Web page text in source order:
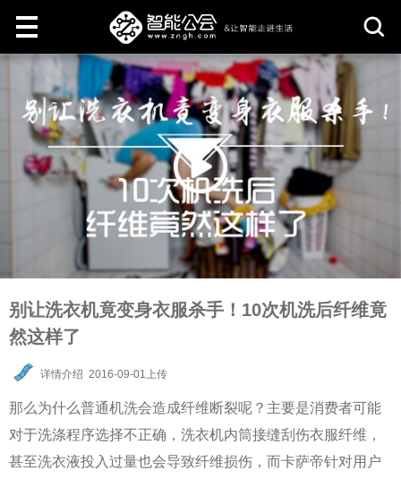
消
别让洗衣机竟变身衣服杀手！10次机洗后纤维竟
然这样了
详情介绍 2016-09-01上传
那么为什么普通机洗会造成纤维断裂呢？主要是消费者可能
对于洗涤程序选择不正确，洗衣机内筒接缝刮伤衣服纤维，
甚至洗衣液投入过量也会导致纤维损伤，而卡萨帝针对用户